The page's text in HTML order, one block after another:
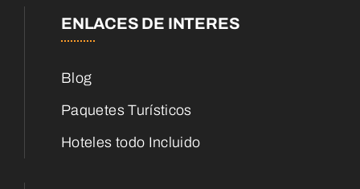
ENLACES DE INTERES
Blog
Paquetes Turísticos
Hoteles todo Incluido